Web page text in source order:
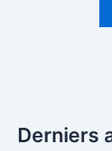
Derniers